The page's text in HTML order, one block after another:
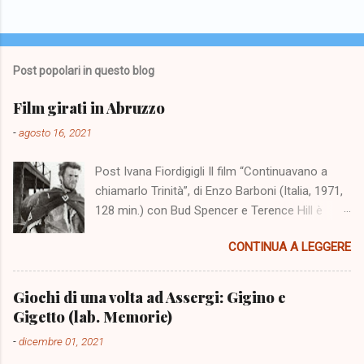
Post popolari in questo blog
Film girati in Abruzzo
-agosto 16, 2021
Post Ivana Fiordigigli Il film “Continuavano a
chiamarlo Trinità”, di Enzo Barboni (Italia, 1971,
128 min.) con Bud Spencer e Terence Hill è
Campo Imperatore cinquanta anni fa. Il 5
agosto 2021 a Fonte Vetica un numeroso
pubblico è stato presente alla sua proiezione e
all'incontro con Terence Hill. L'evento ci
richiama alla mente una serie di film realizzati
nello scenario dei monti abruzzesi, ma aiuta la
CONTINUA A LEGGERE
Giochi di una volta ad Assergi: Gigino e
Gigetto (lab. Memorie)
-dicembre 01, 2021